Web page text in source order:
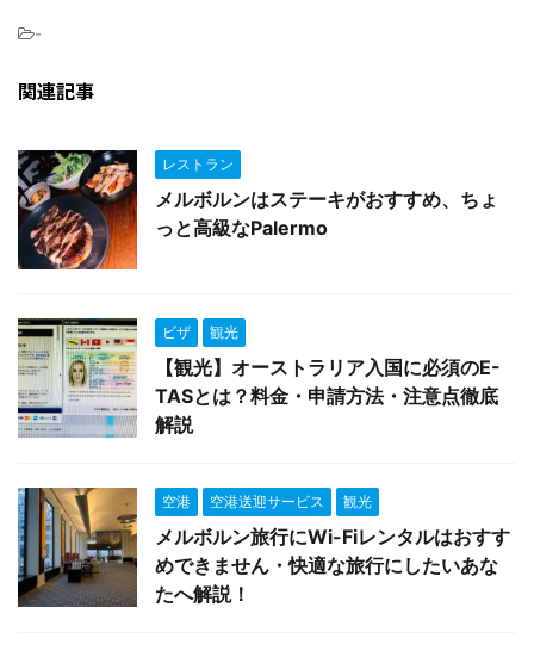
-
関連記事
レストラン
メルボルンはステーキがおすすめ、ちょ
っと高級なPalermo
ビザ 観光
【観光】オーストラリア入国に必須のE-
TASとは？料金・申請方法・注意点徹底
解説
空港 空港送迎サービス 観光
メルボルン旅行にWi-Fiレンタルはおすす
めできません・快適な旅行にしたいあな
たへ解説！